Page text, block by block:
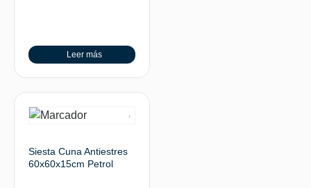
Leer más
Siesta Cuna Antiestres
60x60x15cm Petrol